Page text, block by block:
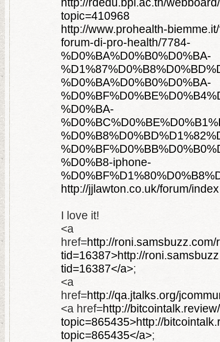
topic=410968
http://www.prohealth-
forum-di-pro-health/7784-
%D0%BA%D0%B0%D0%BA-
%D0%BA%D0%B0%D0%BA-
%D0%BA-
%D0%B8-iphone-
http://jjlawton.co.uk/forum/
I love it!
<a
href=http://
tid=16387>http://
tid=16387</a>;
<a
href=http://qa.jtalks.org/
<a href=http://
topic=865435>http://
topic=865435</a>;